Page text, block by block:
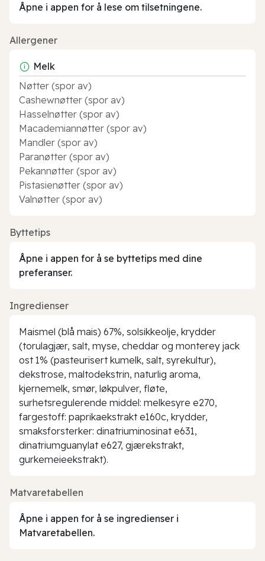
Åpne i appen for å lese om tilsetningene.
Allergener
Melk
Nøtter (spor av)
Cashewnøtter (spor av)
Hasselnøtter (spor av)
Macademiannøtter (spor av)
Mandler (spor av)
Paranøtter (spor av)
Pekannøtter (spor av)
Pistasienøtter (spor av)
Valnøtter (spor av)
Byttetips
Åpne i appen for å se byttetips med dine
preferanser.
Ingredienser
Maismel (blå mais) 67%, solsikkeolje, krydder
(torulagjær, salt, myse, cheddar og monterey jack
ost 1% (pasteurisert kumelk, salt, syrekultur),
dekstrose, maltodekstrin, naturlig aroma,
kjernemelk, smør, løkpulver, fløte,
surhetsregulerende middel: melkesyre e270,
fargestoff: paprikaekstrakt e160c, krydder,
smaksforsterker: dinatriuminosinat e631,
dinatriumguanylat e627, gjærekstrakt,
gurkemeieekstrakt).
Matvaretabellen
Åpne i appen for å se ingredienser i
Matvaretabellen.